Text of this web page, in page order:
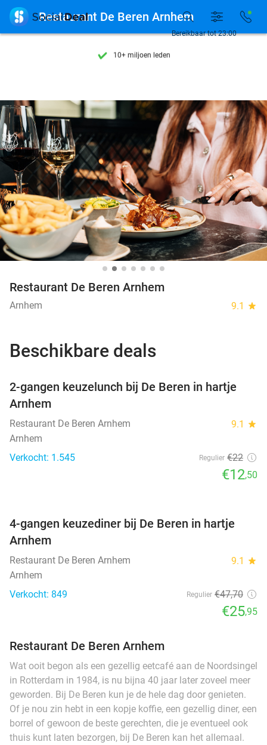
7 dagen per week beschikbaar
10+ miljoen leden
7 dagen per week beschikbaar
10+ miljoen leden
Bereikbaar tot 23:00
 Restaurant De Beren Arnhem
Restaurant De Beren Arnhem
Arnhem 9.1 star
Beschikbare deals
2-gangen keuzelunch bij De Beren in hartje
Arnhem
Restaurant De Beren Arnhem 9.1 star
Arnhem
Verkocht: 1.545
Regulier €22
€12,50
4-gangen keuzediner bij De Beren in hartje
Arnhem
Restaurant De Beren Arnhem 9.1 star
Arnhem
Verkocht: 849
Regulier €47,70
€25,95
Restaurant De Beren Arnhem
Wat ooit begon als een gezellig eetcafé aan de Noordsingel
in Rotterdam in 1984, is nu bijna 40 jaar later zoveel meer
geworden. Bij De Beren kun je de hele dag door genieten.
Of je nou zin hebt in een kopje koffie, een gezellig diner, een
borrel of gewoon de beste gerechten, die je eventueel ook
thuis kunt laten bezorgen, bij De Beren kan het allemaal.